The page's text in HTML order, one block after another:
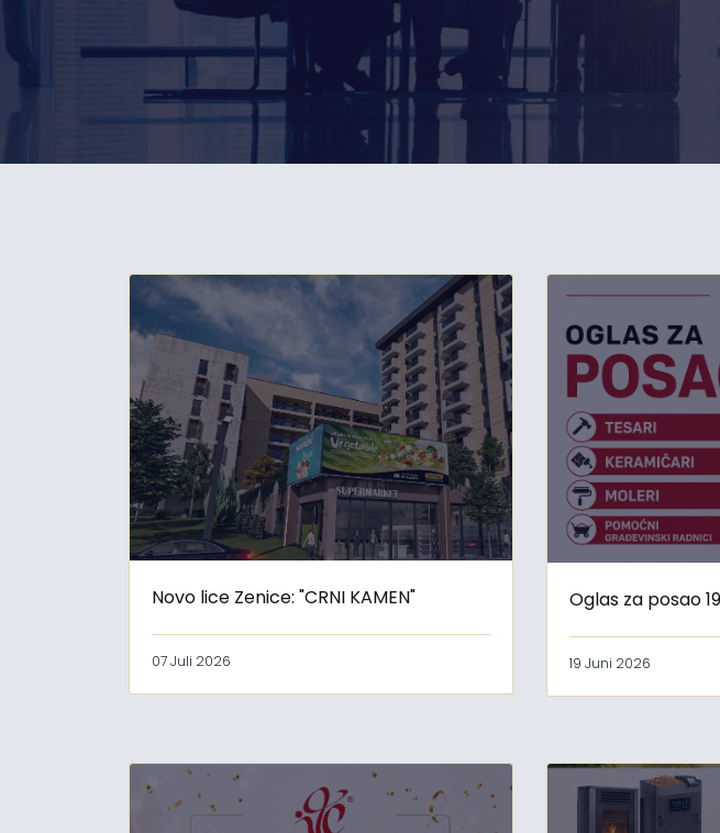
Novo lice Zenice: "CRNI KAMEN"
07 Juli 2026
Oglas za posao
19 Juni 2026